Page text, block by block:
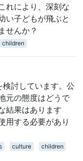
れにより、深刻な
い子どもが飛ぶと
せんか？
children
討しています。公
元の態度はどうで
結果はあります
用する必要があり
culture
children